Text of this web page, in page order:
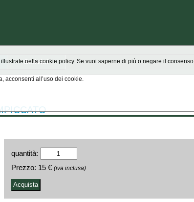
Scrivici
quantità:
Prezzo: 15 € (iva inclusa)
nella cookie policy. Se vuoi saperne di più o negare il
all’uso dei cookie.